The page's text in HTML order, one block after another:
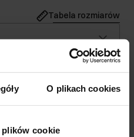
O plikach cookies
cookie
Tabela rozmiarów